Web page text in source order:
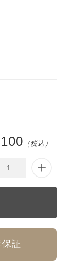
（税込）
証